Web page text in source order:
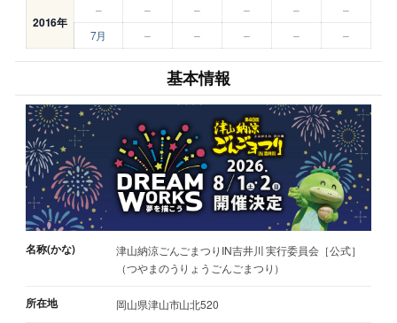
2016年
– – – – –
–
7月
– – – – –
基本情報
名称(かな)
津山納涼ごんごまつりIN吉井川 実行委員会［公式］
（つやまのうりょうごんごまつり）
所在地 岡山県津山市山北520